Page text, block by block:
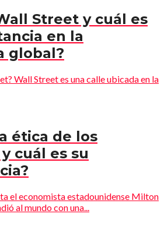
Street y cuál es
en la
global?
Wall Street es una calle ubicada en la
ética de los
cuál es su
el economista estadounidense Milton
al mundo con una...